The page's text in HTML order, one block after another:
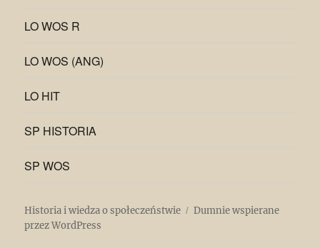
LO WOS R
LO WOS (ANG)
LO HIT
SP HISTORIA
SP WOS
Historia i wiedza o społeczeństwie
Dumnie wspierane
przez WordPress